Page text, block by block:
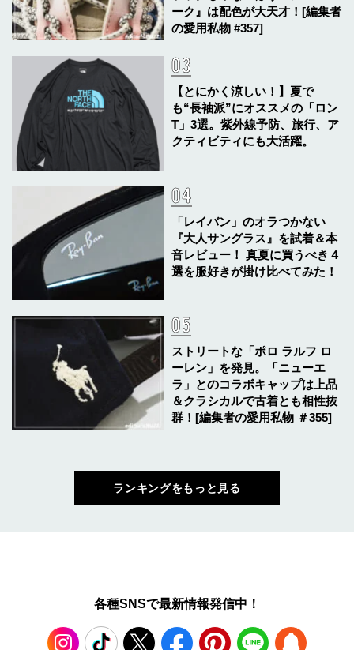
ーク』は配色が大天才！[編集者
の愛用私物 #357]
【とにかく涼しい！】夏で
も“長袖派”にオススメの「ロン
T」3選。紫外線予防、旅行、ア
クティビティにも大活躍。
「レイバン」のオラつかない
『大人サングラス』を試着＆本
音レビュー！ 真夏に買うべき４
選を服好きが掛け比べてみた！
ストリートな「ポロ ラルフ ロ
ーレン」を発見。「ニューエ
ラ」とのコラボキャップは上品
＆クラシカルで古着とも相性抜
群！[編集者の愛用私物 ＃355]
ランキングをもっと見る
各種SNSで最新情報発信中！